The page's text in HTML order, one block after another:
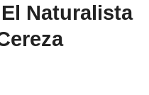
Naturalista